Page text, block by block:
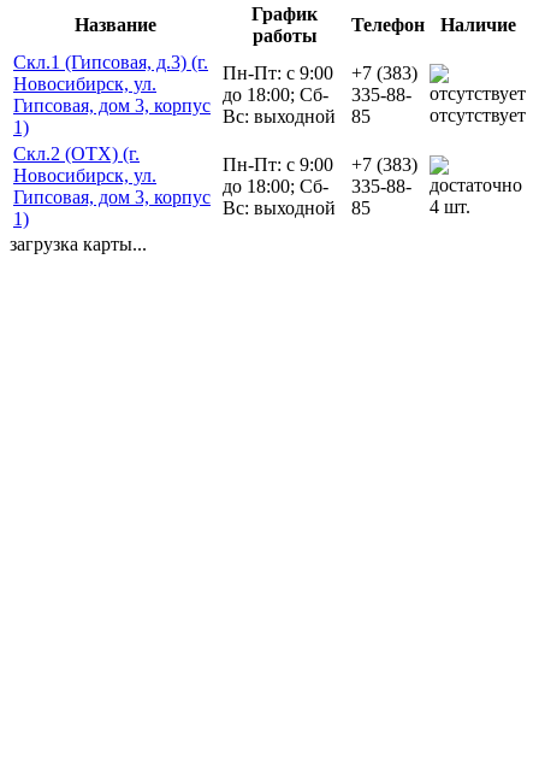
Название
График
работы
Телефон
Наличие
Скл.1 (Гипсовая, д.3) (г.
Новосибирск, ул.
Гипсовая, дом 3, корпус
1)
Пн-Пт: с 9:00
до 18:00; Сб-
Вс: выходной
+7 (383)
335-88-
85
отсутствует
Скл.2 (ОТХ) (г.
Новосибирск, ул.
Гипсовая, дом 3, корпус
1)
Пн-Пт: с 9:00
до 18:00; Сб-
Вс: выходной
+7 (383)
335-88-
85
4 шт.
загрузка карты...